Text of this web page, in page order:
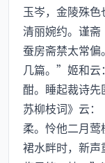
玉岑，金陵殊
清丽婉约。谨斋
蚕房斋禁太常
几篇。”姬和云
酣。睡起裁诗
苏柳枝词》云
柔。怜他二月
裙水畔时，新